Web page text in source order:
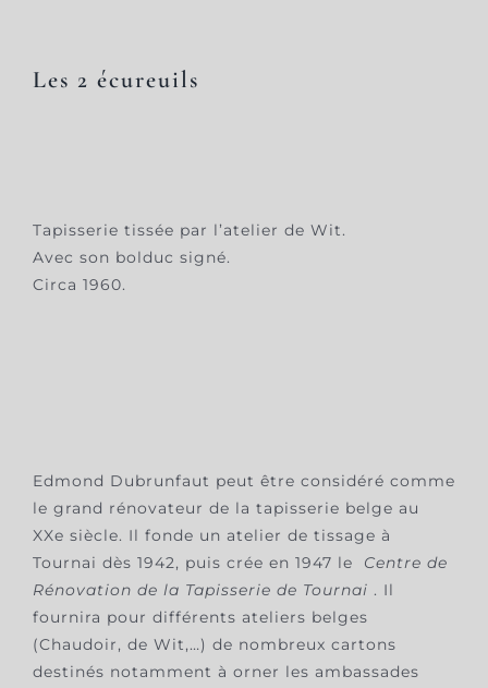
Les 2 écureuils
Tapisserie tissée par l’atelier de Wit.
Avec son bolduc signé.
Circa 1960.
Edmond Dubrunfaut peut être considéré comme
le grand rénovateur de la tapisserie belge au
XXe siècle. Il fonde un atelier de tissage à
Tournai dès 1942, puis crée en 1947 le Centre de
Rénovation de la Tapisserie de Tournai . Il
fournira pour différents ateliers belges
(Chaudoir, de Wit,…) de nombreux cartons
destinés notamment à orner les ambassades